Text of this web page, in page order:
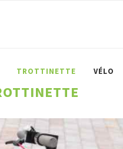
TROTTINETTE VÉLO